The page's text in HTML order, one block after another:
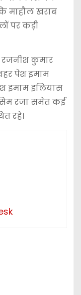
माहौल खराब
पर कड़ी
रजनीश कुमार
पेश इमाम
इमाम इलियास
रजा समेत कई
रहे।